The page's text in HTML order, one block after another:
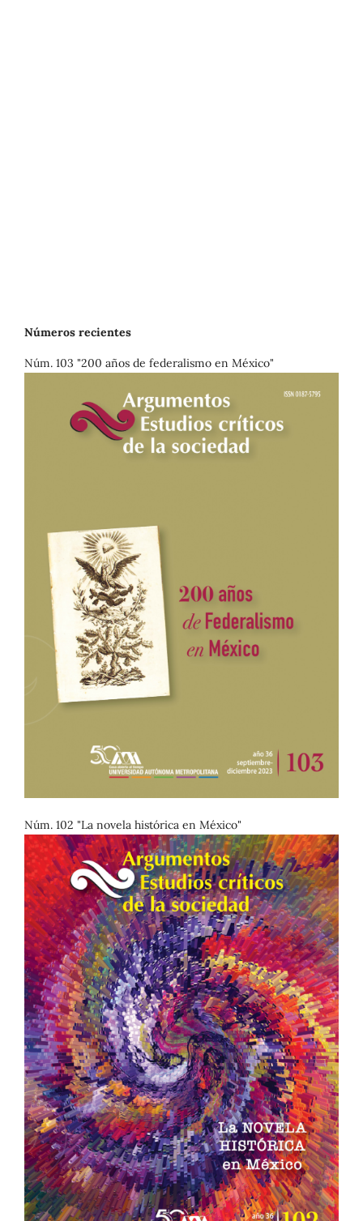
Números recientes
Núm. 103 "200 años de federalismo en México"
Núm. 102 "La novela histórica en México"